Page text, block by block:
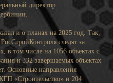
директор
и о планах на 2025 год. Так,
следят за
в том числе на 1056 объектах с
и 332 завершаемых объектах
Основные направления
«Строительство» и 204